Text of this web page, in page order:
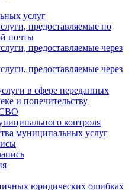
услуг
предоставляемые по
почты
предоставляемые через
предоставляемые через
в сфере переданных
и попечительству
контроля
муниципальных услуг
юридических ошибках